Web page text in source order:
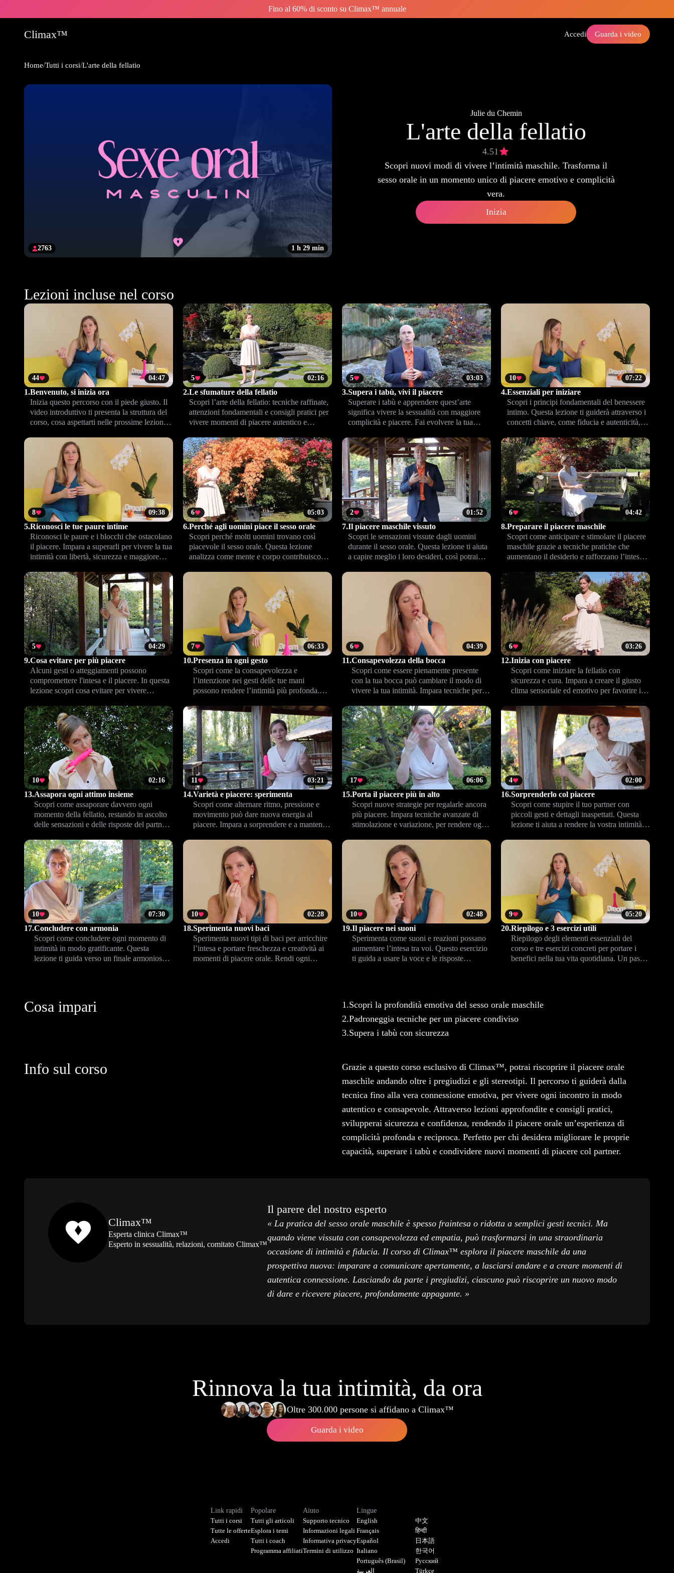
Fino al 60% di sconto su Climax™ annuale
Climax™ Accedi Guarda i video
Home/Tutti i corsi/L'arte della fellatio
1 h 29 min
2763
Julie du Chemin
L'arte della fellatio
4.51
Scopri nuovi modi di vivere l’intimità maschile. Trasforma il
sesso orale in un momento unico di piacere emotivo e complicità
vera.
Inizia
Lezioni incluse nel corso
04:47
44
1.Benvenuto, si inizia ora
Inizia questo percorso con il piede giusto. Il
video introduttivo ti presenta la struttura del
corso, cosa aspettarti nelle prossime lezioni e
02:16
5
2.Le sfumature della fellatio
Scopri l’arte della fellatio: tecniche raffinate,
attenzioni fondamentali e consigli pratici per
vivere momenti di piacere autentico e
connessione nella coppia.
03:03
5
3.Supera i tabù, vivi il piacere
Superare i tabù e apprendere quest’arte
significa vivere la sessualità con maggiore
complicità e piacere. Fai evolvere la tua
nuove conoscenze.
07:22
10
4.Essenziali per iniziare
Scopri i principi fondamentali del benessere
intimo. Questa lezione ti guiderà attraverso i
concetti chiave, come fiducia e autenticità,
consapevolezza e sicurezza.
09:38
8
5.Riconosci le tue paure intime
Riconosci le paure e i blocchi che ostacolano
il piacere. Impara a superarli per vivere la tua
intimità con libertà, sicurezza e maggiore
05:03
6
6.Perché agli uomini piace il sesso orale
Scopri perché molti uomini trovano così
piacevole il sesso orale. Questa lezione
analizza come mente e corpo contribuiscono
01:52
2
7.Il piacere maschile vissuto
Scopri le sensazioni vissute dagli uomini
durante il sesso orale. Questa lezione ti aiuta
a capire meglio i loro desideri, così potrai
04:42
6
8.Preparare il piacere maschile
Scopri come anticipare e stimolare il piacere
maschile grazie a tecniche pratiche che
aumentano il desiderio e rafforzano l’intesa.
l’intimità a un nuovo livello.
04:29
5
9.Cosa evitare per più piacere
Alcuni gesti o atteggiamenti possono
compromettere l'intesa e il piacere. In questa
lezione scopri cosa evitare per vivere
e ricche di complicità.
06:33
7
10.Presenza in ogni gesto
Scopri come la consapevolezza e
l’intenzione nei gesti delle tue mani
possono rendere l’intimità più profonda.
momento di reale connessione e piacere.
04:39
6
11.Consapevolezza della bocca
Scopri come essere pienamente presente
con la tua bocca può cambiare il modo di
vivere la tua intimità. Impara tecniche per
piacere, insieme a Climax™.
03:26
6
12.Inizia con piacere
Scopri come iniziare la fellatio con
sicurezza e cura. Impara a creare il giusto
clima sensoriale ed emotivo per favorire il
02:16
10
13.Assapora ogni attimo insieme
Scopri come assaporare davvero ogni
momento della fellatio, restando in ascolto
delle sensazioni e delle risposte del partner.
l’intimità, rendendo il piacere un’esperienza
reciproca e consapevole.
03:21
11
14.Varietà e piacere: sperimenta
Scopri come alternare ritmo, pressione e
movimento può dare nuova energia al
piacere. Impara a sorprendere e a mantenere
06:06
17
15.Porta il piacere più in alto
Scopri nuove strategie per regalarle ancora
più piacere. Impara tecniche avanzate di
stimolazione e variazione, per rendere ogni
02:00
4
16.Sorprenderlo col piacere
Scopri come stupire il tuo partner con
piccoli gesti e dettagli inaspettati. Questa
lezione ti aiuta a rendere la vostra intimità
insieme, ogni volta diversi.
07:30
10
17.Concludere con armonia
Scopri come concludere ogni momento di
intimità in modo gratificante. Questa
lezione ti guida verso un finale armonioso e
02:28
10
18.Sperimenta nuovi baci
Sperimenta nuovi tipi di baci per arricchire
l’intesa e portare freschezza e creatività ai
momenti di piacere orale. Rendi ogni
02:48
10
19.Il piacere nei suoni
Sperimenta come suoni e reazioni possano
aumentare l’intesa tra voi. Questo esercizio
ti guida a usare la voce e le risposte
05:20
9
20.Riepilogo e 3 esercizi utili
Riepilogo degli elementi essenziali del
corso e tre esercizi concreti per portare i
benefici nella tua vita quotidiana. Un passo
Cosa impari 1.Scopri la profondità emotiva del sesso orale maschile
2.Padroneggia tecniche per un piacere condiviso
3.Supera i tabù con sicurezza
Info sul corso
Grazie a questo corso esclusivo di Climax™, potrai riscoprire il piacere orale
maschile andando oltre i pregiudizi e gli stereotipi. Il percorso ti guiderà dalla
tecnica fino alla vera connessione emotiva, per vivere ogni incontro in modo
autentico e consapevole. Attraverso lezioni approfondite e consigli pratici,
svilupperai sicurezza e confidenza, rendendo il piacere orale un’esperienza di
complicità profonda e reciproca. Perfetto per chi desidera migliorare le proprie
capacità, superare i tabù e condividere nuovi momenti di piacere col partner.
Climax™
Esperta clinica Climax™
Esperto in sessualità, relazioni, comitato Climax™
Il parere del nostro esperto
« La pratica del sesso orale maschile è spesso fraintesa o ridotta a semplici gesti tecnici. Ma
quando viene vissuta con consapevolezza ed empatia, può trasformarsi in una straordinaria
occasione di intimità e fiducia. Il corso di Climax™ esplora il piacere maschile da una
prospettiva nuova: imparare a comunicare apertamente, a lasciarsi andare e a creare momenti di
autentica connessione. Lasciando da parte i pregiudizi, ciascuno può riscoprire un nuovo modo
di dare e ricevere piacere, profondamente appagante. »
Rinnova la tua intimità, da ora
Oltre 300.000 persone si affidano a Climax™
Guarda i video
Link rapidi
Tutti i corsi
Tutte le offerte
Accedi
Popolare
Tutti gli articoli
Esplora i temi
Tutti i coach
Programma affiliati
Aiuto
Supporto tecnico
Informazioni legali
Informativa privacy
Termini di utilizzo
Lingue
English
Français
Español
Italiano
Português (Brasil)
العربية
中文
हिन्दी
日本語
한국어
Русский
Türkçe